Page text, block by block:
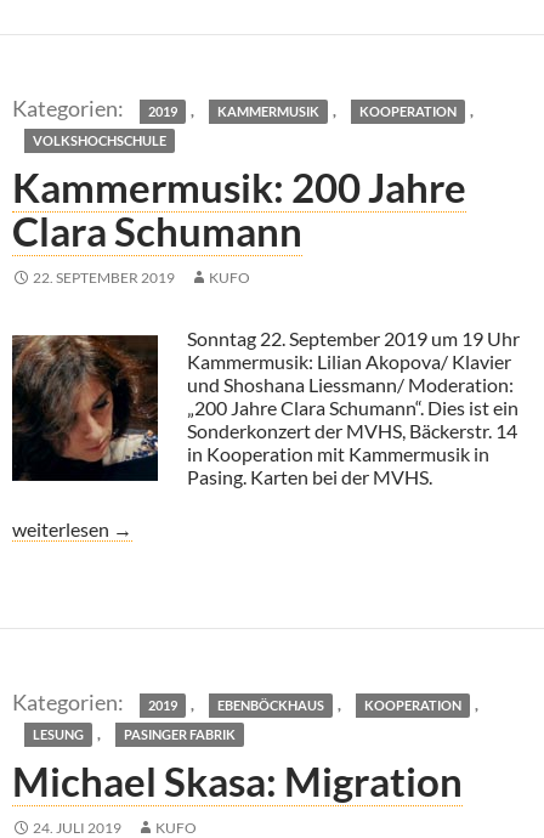
2019 , KAMMERMUSIK , KOOPERATION ,
VOLKSHOCHSCHULE
Kammermusik: 200 Jahre
Clara Schumann
22. SEPTEMBER 2019 KUFO
Sonntag 22. September 2019 um 19 Uhr
Kammermusik: Lilian Akopova/ Klavier
und Shoshana Liessmann/ Moderation:
„200 Jahre Clara Schumann“. Dies ist ein
Sonderkonzert der MVHS, Bäckerstr. 14
in Kooperation mit Kammermusik in
Pasing. Karten bei der MVHS.
Kammermusik: 200 Jahre Clara Schumann
weiterlesen →
2019 , EBENBÖCKHAUS , KOOPERATION ,
LESUNG , PASINGER FABRIK
Michael Skasa: Migration
24. JULI 2019 KUFO